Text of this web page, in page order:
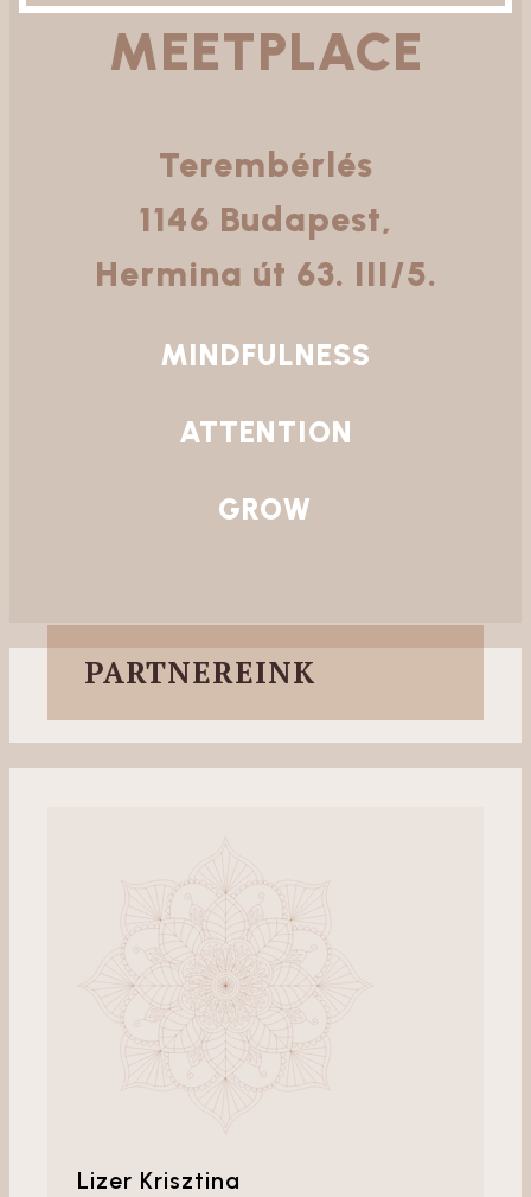
MEETPLACE
Terembérlés
1146 Budapest,
Hermina út 63. III/5.
MINDFULNESS
ATTENTION
GROW
PARTNEREINK
Lizer Krisztina